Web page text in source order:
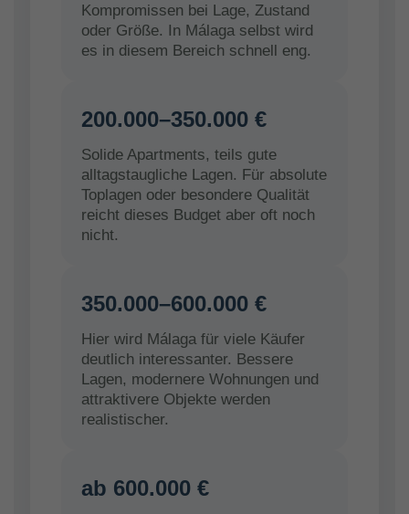
Kompromissen bei Lage, Zustand
oder Größe. In Málaga selbst wird
es in diesem Bereich schnell eng.
200.000–350.000 €
Solide Apartments, teils gute
alltagstaugliche Lagen. Für absolute
Toplagen oder besondere Qualität
reicht dieses Budget aber oft noch
nicht.
350.000–600.000 €
Hier wird Málaga für viele Käufer
deutlich interessanter. Bessere
Lagen, modernere Wohnungen und
attraktivere Objekte werden
realistischer.
ab 600.000 €